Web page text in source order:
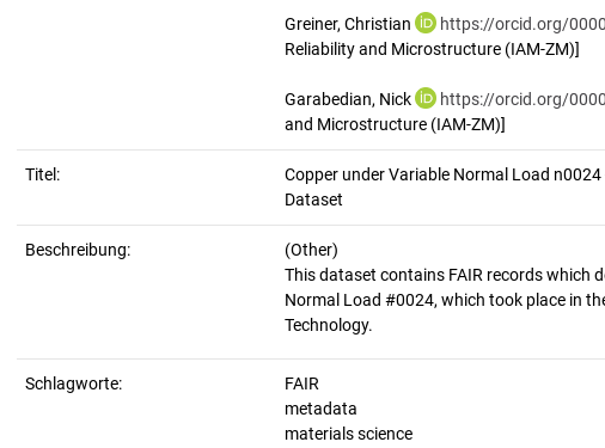
Greiner, Christian https://orcid.org/
Reliability and Microstructure (IAM-ZM)]
Garabedian, Nick https://orcid.org/
and Microstructure (IAM-ZM)]
Titel:
Copper under Variable Normal Load n0024
Dataset
Beschreibung:
(Other)
This dataset contains FAIR records which
Normal Load #0024, which took place in
Schlagworte:
FAIR
metadata
materials science